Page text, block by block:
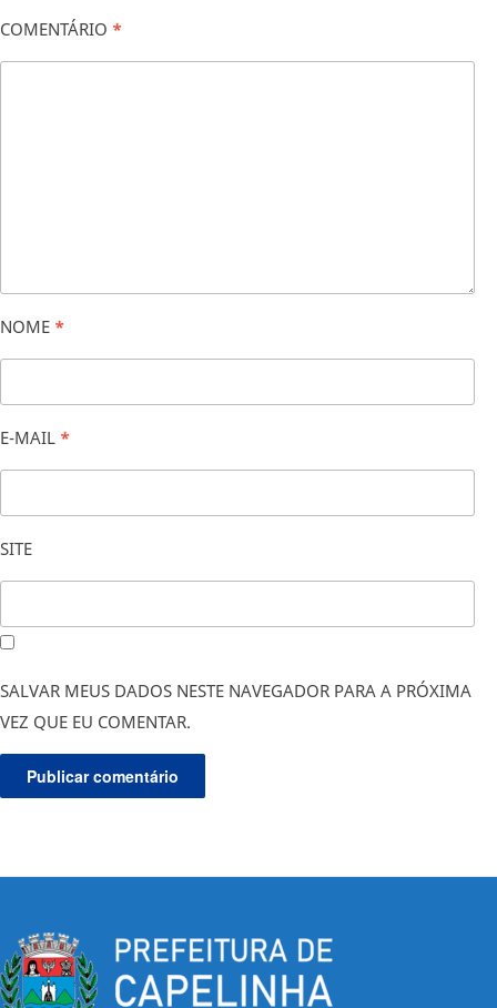
COMENTÁRIO *
NOME *
E-MAIL *
SITE
SALVAR MEUS DADOS NESTE NAVEGADOR PARA A PRÓXIMA
VEZ QUE EU COMENTAR.